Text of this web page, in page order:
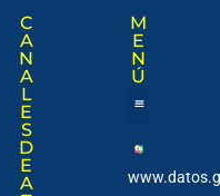
C
A
N
A
L
E
S
D
E
A
M
E
N
Ú